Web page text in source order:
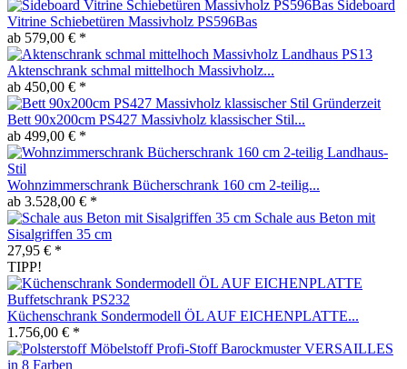
Sideboard
Vitrine Schiebetüren Massivholz PS596Bas
ab 579,00 € *
Aktenschrank schmal mittelhoch Massivholz...
ab 450,00 € *
Bett 90x200cm PS427 Massivholz klassischer Stil...
ab 499,00 € *
Wohnzimmerschrank Bücherschrank 160 cm 2-teilig...
ab 3.528,00 € *
Schale aus Beton mit
Sisalgriffen 35 cm
27,95 € *
TIPP!
Küchenschrank Sondermodell ÖL AUF EICHENPLATTE...
1.756,00 € *